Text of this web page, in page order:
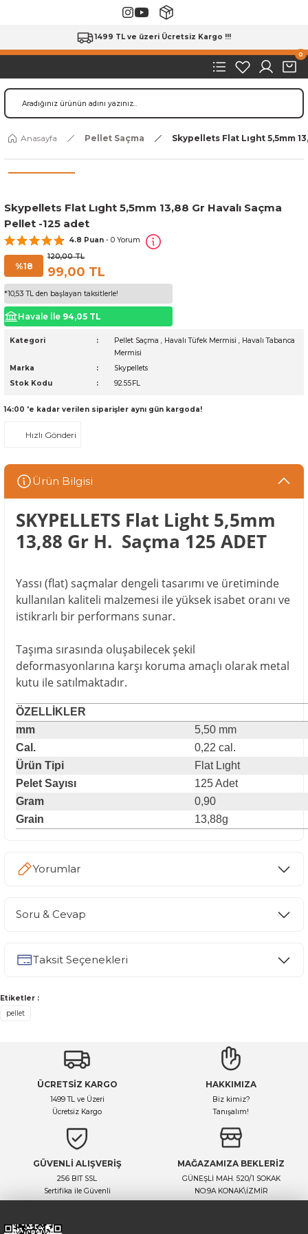
1499 TL ve üzeri Ücretsiz Kargo !!!
0
Anasayfa Pellet Saçma Skypellets Flat Lıght 5,5mm
Skypellets Flat Lıght 5,5mm 13,88 Gr Havalı Saçma
Pellet -125 adet
4.8 Puan - 0 Yorum
%18
120,00 TL
99,00 TL
*10,53 TL den başlayan taksitlerle!
Havale İle 94,05 TL
Kategori Pellet Saçma , Havalı Tüfek Mermisi , Havalı Tabanca
Mermisi
Marka
Skypellets
Stok Kodu
92.55FL
14:00 'e kadar verilen siparişler aynı gün kargoda!
Hızlı Gönderi
Ürün Bilgisi
SKYPELLETS Flat Light 5,5mm
13,88 Gr H. Saçma 125 ADET
Yassı (flat) saçmalar dengeli tasarımı ve üretiminde
kullanılan kaliteli malzemesi ile yüksek isabet oranı ve
istikrarlı bir performans sunar.
Taşıma sırasında oluşabilecek şekil
deformasyonlarına karşı koruma amaçlı olarak metal
kutu ile satılmaktadır.
ÖZELLİKLER
mm
5,50 mm
Cal.
0,22 cal.
Ürün Tipi
Flat Lıght
Pelet Sayısı
125 Adet
Gram
0,90
Grain
13,88g
Yorumlar
Soru & Cevap
Taksit Seçenekleri
Etiketler :
pellet
ÜCRETSİZ KARGO
1499 TL ve Üzeri
Ücretsiz Kargo
HAKKIMIZA
Biz kimiz?
Tanışalım!
GÜVENLİ ALIŞVERİŞ
256 BIT SSL
Sertifika ile Güvenli
MAĞAZAMIZA BEKLERİZ
GÜNEŞLİ MAH. 520/1 SOKAK
NO:9A KONAK\İZMİR